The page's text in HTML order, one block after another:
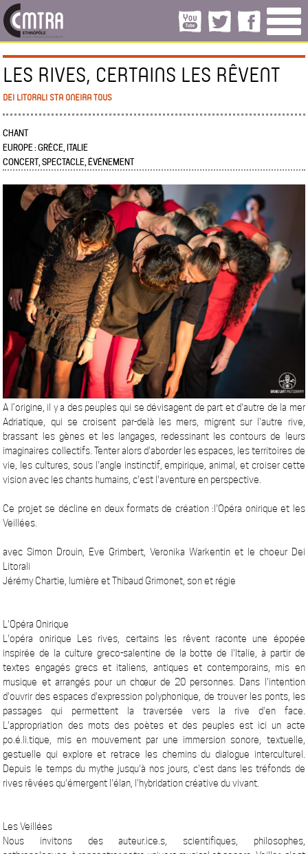
LES RIVES, CERTAINS LES RÊVENT
DEI LITORALI STA ONEIRA TOUS
CHANT
EUROPE : GRÈCE, ITALIE
CONCERT, SPECTACLE, ÉVÉNEMENT
A l’origine, il y a des peuples qui se dévisagent de part et d'autre de la mer
Adriatique, qui se croisent par-delà les mers, migrent sur l'autre rive,
brassant les gènes et les langages, redessinant les contours de leurs
imaginaires collectifs. Tenter alors d'aborder les espaces, les territoires de
vie, les cultures, sous l'angle instinctif, empirique, animal, et croiser cette
vision avec les chants humains, c'est l'aventure en perspective.
Ce projet se décline en deux formats de création :l'Opéra onirique et les
Veillées.
avec Simon Drouin, Eve Grimbert, Veronika Warkentin et le choeur Dei
Litorali
Jérémy Chartie, lumière et Thibaud Grimonet, son et régie
L'Opéra Onirique
L'opéra onirique Les rives, certains les rêvent raconte une épopée
inspirée de la culture greco-salentine de la botte de l'Italie, à partir de
textes engagés grecs et italiens, antiques et contemporains, mis en
musique et arrangés pour un chœur de 20 personnes. Dans l'intention
d'ouvrir des espaces d'expression polyphonique, de trouver les ponts, les
passages qui permettent la traversée vers la rive d'en face.
L'appropriation des mots des poètes et des peuples est ici un acte
po.é.li.tique, mis en mouvement par une immersion sonore, textuelle,
gestuelle qui explore et retrace les chemins du dialogue interculturel.
Depuis le temps du mythe jusqu'à nos jours, c'est dans les tréfonds de
rives rêvées qu'émergent l'élan, l'hybridation créative du vivant.
Les Veillées
Nous invitons des auteur.ice.s, scientifiques, philosophes,